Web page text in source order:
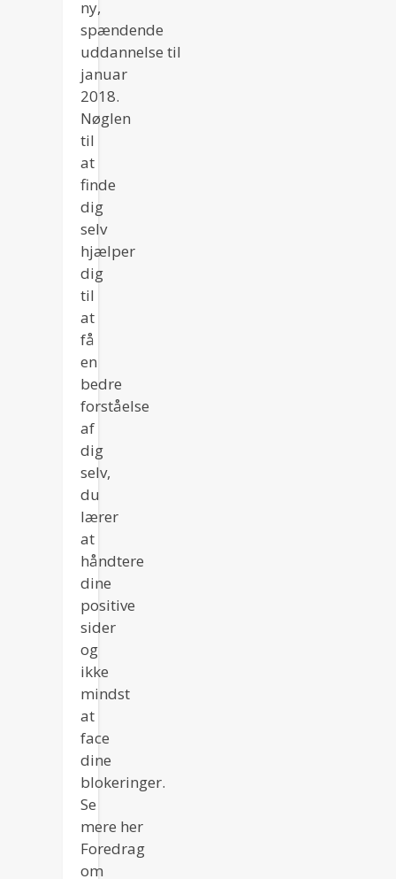
ny,
spændende
uddannelse til
januar
2018.
Nøglen
til
at
finde
dig
selv
hjælper
dig
til
at
få
en
bedre
forståelse
af
dig
selv,
du
lærer
at
håndtere
dine
positive
sider
og
ikke
mindst
at
face
dine
blokeringer.
Se
mere her
Foredrag
om